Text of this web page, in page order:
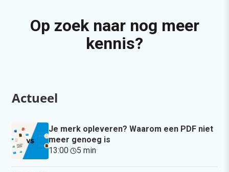
Op zoek naar nog meer
kennis?
Actueel
Je merk opleveren? Waarom een PDF niet
meer genoeg is
13:00· 5 min·